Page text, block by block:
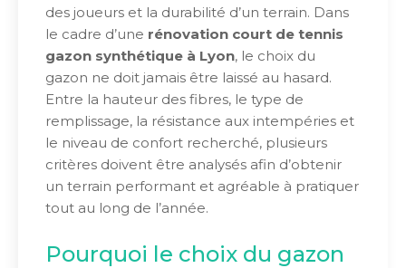
des joueurs et la durabilité d’un terrain. Dans
le cadre d’une rénovation court de tennis
gazon synthétique à Lyon, le choix du
gazon ne doit jamais être laissé au hasard.
Entre la hauteur des fibres, le type de
remplissage, la résistance aux intempéries et
le niveau de confort recherché, plusieurs
critères doivent être analysés afin d’obtenir
un terrain performant et agréable à pratiquer
tout au long de l’année.
Pourquoi le choix du gazon